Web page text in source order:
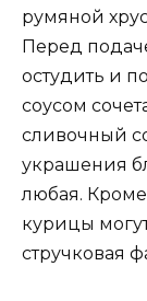
румяной
Перед
остудить и
соусом
сливочный
украшения
любая.
курицы
стручковая